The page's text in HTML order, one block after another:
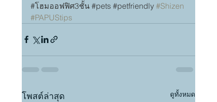
#โฮมออฟฟิศ3ชั้น #pets #petfriendly #Shizen
#PAPUStips
โพสต์ล่าสุด ดูทั้งหมด